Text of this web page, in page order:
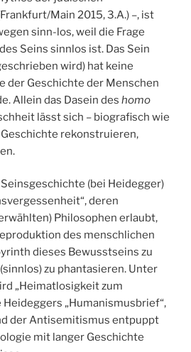
Main 2015, 3.A.) –, ist
sinn-los, weil die Frage
des Seins sinnlos ist. Das Sein
wird) hat keine
der Geschichte der Menschen
Allein das Dasein des homo
lässt sich – biografisch wie
rekonstruieren,
(bei Heidegger)
deren
Philosophen erlaubt,
des menschlichen
dieses Bewusstseins zu
zu phantasieren. Unter
„Heimatlosigkeit zum
„Humanismusbrief“,
der Antisemitismus entpuppt
mit langer Geschichte